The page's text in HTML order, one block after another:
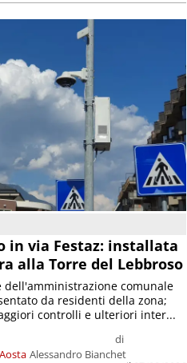
in via Festaz: installata
alla Torre del Lebbroso
Aosta
di
Alessandro Bianchet
dell'amministrazione comunale
da residenti della zona;
controlli e ulteriori inter...